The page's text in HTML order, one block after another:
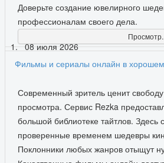
Доверьте создание ювелирного
профессионалам своего дела.
08 июля 2026
Фильмы и сериалы онлайн в хорошем
Современный зритель ценит
просмотра. Сервис Rezka
большой библиотеке тайтлов. Здесь
проверенные временем шедевры
Поклонники любых жанров отыщут